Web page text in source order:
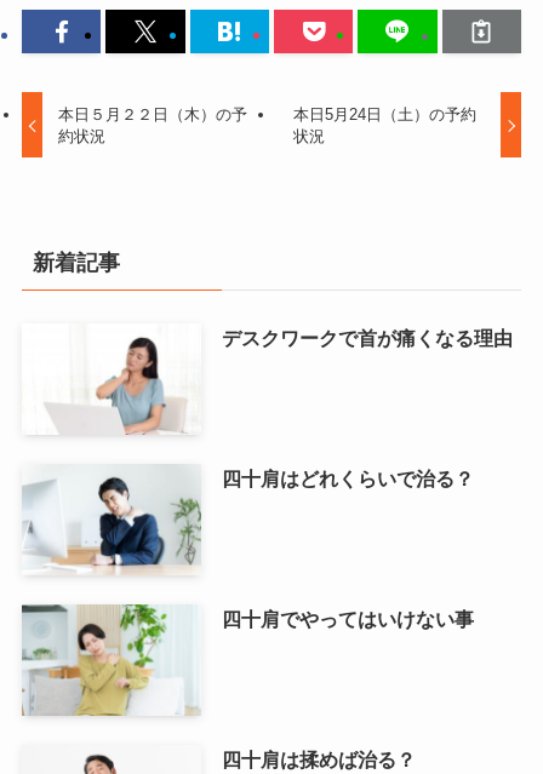
本日５月２２日（木）の予
約状況
本日5月24日（土）の予約
状況
新着記事
デスクワークで首が痛くなる理由
四十肩はどれくらいで治る？
四十肩でやってはいけない事
四十肩は揉めば治る？